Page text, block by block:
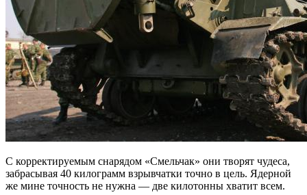
С корректируемым снарядом «Смельчак» они творят чудеса,
забрасывая 40 килограмм взрывчатки точно в цель. Ядерной
же мине точность не нужна — две килотонны хватит всем.